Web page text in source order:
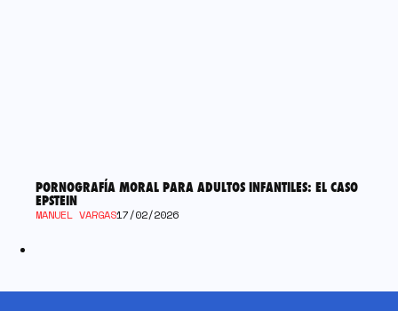
PORNOGRAFÍA MORAL PARA ADULTOS INFANTILES: EL CASO
EPSTEIN
MANUEL VARGAS17/02/2026